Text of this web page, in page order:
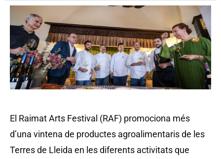
El Raimat Arts Festival (RAF) promociona més
d’una vintena de productes agroalimentaris de les
Terres de Lleida en les diferents activitats que